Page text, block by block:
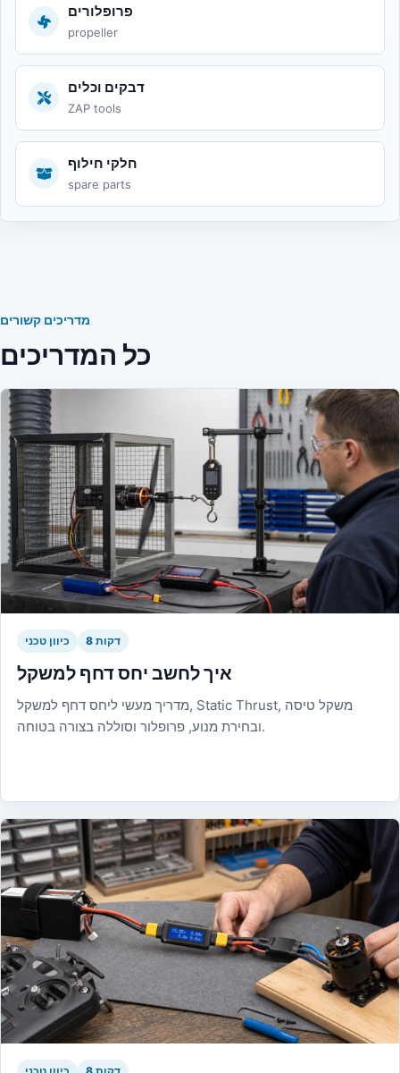
פרופלורים
propeller
דבקים וכלים
ZAP tools
חלקי חילוף
spare parts
מדריכים קשורים
כל המדריכים
כיוון טכני 8 דקות
איך לחשב יחס דחף למשקל
מדריך מעשי ליחס דחף למשקל, Static Thrust, משקל טיסה
ובחירת מנוע, פרופלור וסוללה בצורה בטוחה.